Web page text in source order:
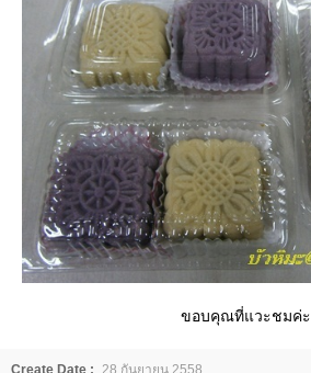
ขอบคุณที่แวะชมค่ะ
Create Date : 28 กันยายน 2558